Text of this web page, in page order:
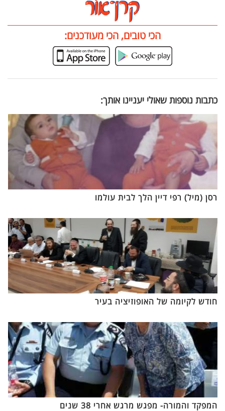
הכי טובים, הכי מעודכנים:
כתבות נוספות שאולי יעניינו אותך:
רסן (מיל) רפי דיין הלך לבית עולמו
חודש לקיומה של האופוזיציה בעיר
המפקד והמורה- מפגש מרגש אחרי 38 שנים